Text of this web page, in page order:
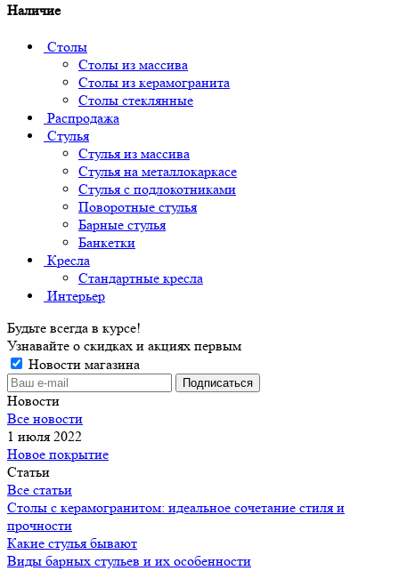
Наличие
Столы
Столы из массива
Столы из керамогранита
Столы стеклянные
Распродажа
Стулья
Стулья из массива
Стулья на металлокаркасе
Стулья с подлокотниками
Поворотные стулья
Барные стулья
Банкетки
Кресла
Стандартные кресла
Интерьер
Будьте всегда в курсе!
Узнавайте о скидках и акциях первым
Новости магазина
Новости
Все новости
1 июля 2022
Новое покрытие
Статьи
Все статьи
Cтолы с керамогранитом: идеальное сочетание стиля и
прочности
Какие стулья бывают
Виды барных стульев и их особенности